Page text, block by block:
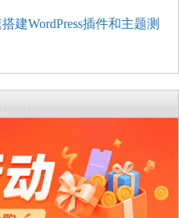
建WordPress插件和主题测